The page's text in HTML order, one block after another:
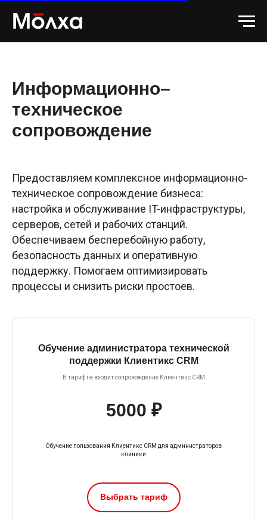
Информационно–
техническое
сопровождение
Предоставляем комплексное информационно-
техническое сопровождение бизнеса:
настройка и обслуживание IT-инфраструктуры,
серверов, сетей и рабочих станций.
Обеспечиваем бесперебойную работу,
безопасность данных и оперативную
поддержку. Помогаем оптимизировать
процессы и снизить риски простоев.
Обучение администратора технической
поддержки Клиентикс CRM
В тариф не входит сопровождение Клиентикс CRM
5000 ₽
Обучение пользования Клиентикс CRM для администраторов
клиники
Выбрать тариф